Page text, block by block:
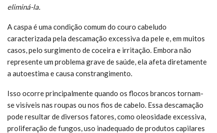
eliminá-la.
A caspa é uma condição comum do couro cabeludo
caracterizada pela descamação excessiva da pele e, em muitos
casos, pelo surgimento de coceira e irritação. Embora não
represente um problema grave de saúde, ela afeta diretamente
a autoestima e causa constrangimento.
Isso ocorre principalmente quando os flocos brancos tornam-
se visíveis nas roupas ou nos fios de cabelo. Essa descamação
pode resultar de diversos fatores, como oleosidade excessiva,
proliferação de fungos, uso inadequado de produtos capilares